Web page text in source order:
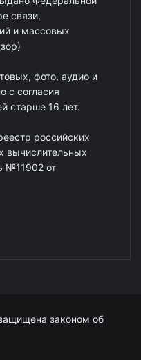
связи,
и массовых
фото, аудио и
с согласия
старше 16 лет.
российских
вычислительных
№11902 от
законом об